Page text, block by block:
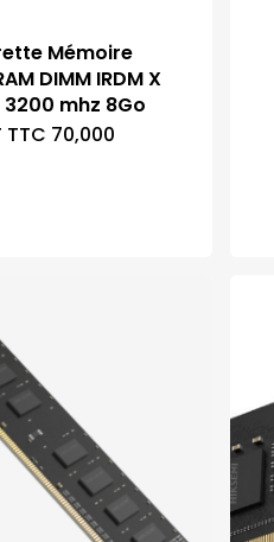
Mémoire
DIMM IRDM X
3200 mhz 8Go
TTC 70,000